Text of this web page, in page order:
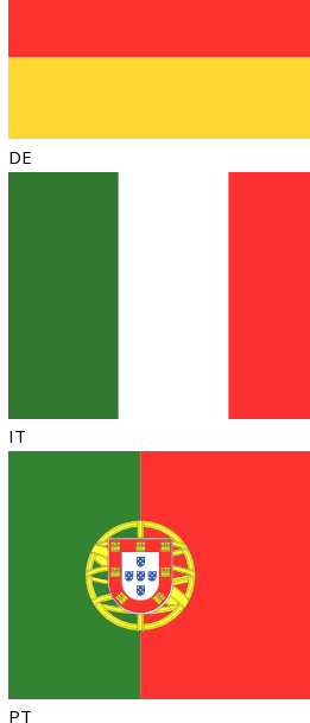
DE
IT
PT